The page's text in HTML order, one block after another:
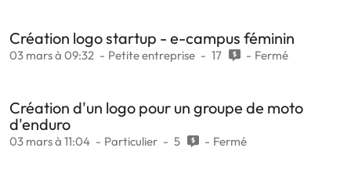
Création logo startup - e-campus féminin
03 mars à 09:32 Petite entreprise 17 Fermé
Création d'un logo pour un groupe de moto
d'enduro
03 mars à 11:04 Particulier 5 Fermé